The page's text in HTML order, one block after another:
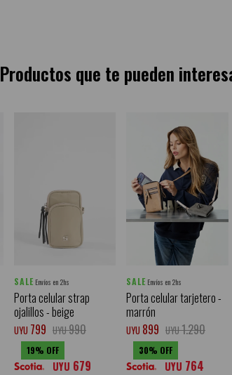
Productos que te pueden
SALE Envíos en 2hs
Porta celular strap
ojalillos - beige
UYU 799 UYU990
19
UYU 679
SALE Envíos en 2hs
Porta celular tarjetero -
marrón
UYU 899 UYU1.290
30
UYU 764